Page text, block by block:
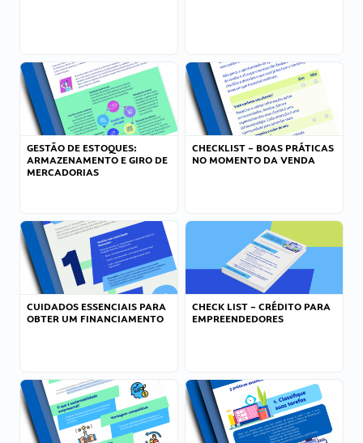
GESTÃO DE ESTOQUES:
ARMAZENAMENTO E GIRO DE
MERCADORIAS
CHECKLIST – BOAS PRÁTICAS
NO MOMENTO DA VENDA
CUIDADOS ESSENCIAIS PARA
OBTER UM FINANCIAMENTO
CHECK LIST – CRÉDITO PARA
EMPREENDEDORES